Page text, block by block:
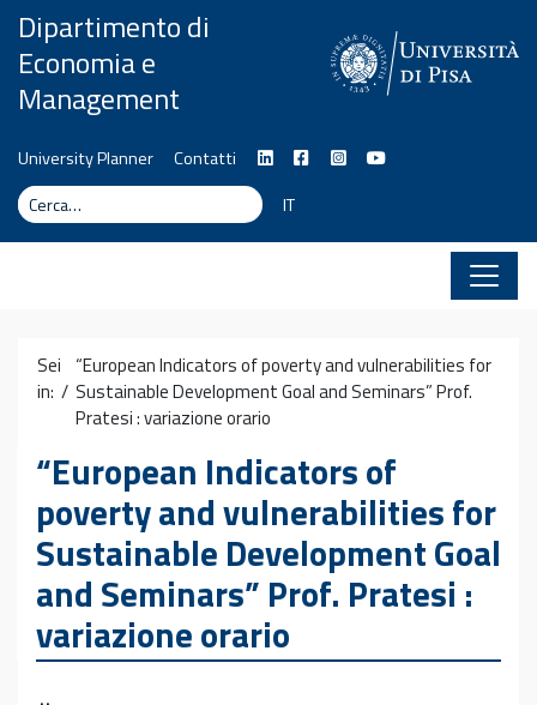
Vai al contenuto
Dipartimento di
Economia e
Management
University Planner
Contatti
Cerca
CercaIT
Sei
in: /
“European Indicators of poverty and vulnerabilities for
Sustainable Development Goal and Seminars” Prof.
Pratesi : variazione orario
“European Indicators of
poverty and vulnerabilities for
Sustainable Development Goal
and Seminars” Prof. Pratesi :
variazione orario